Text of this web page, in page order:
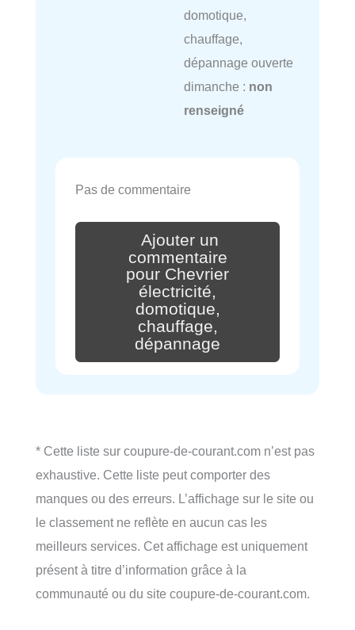
domotique,
chauffage,
dépannage ouverte
dimanche : non
renseigné
Pas de commentaire
Ajouter un
commentaire
pour Chevrier
électricité,
domotique,
chauffage,
dépannage
* Cette liste sur coupure-de-courant.com n’est pas
exhaustive. Cette liste peut comporter des
manques ou des erreurs. L’affichage sur le site ou
le classement ne reflète en aucun cas les
meilleurs services. Cet affichage est uniquement
présent à titre d’information grâce à la
communauté ou du site coupure-de-courant.com.